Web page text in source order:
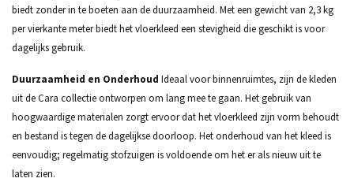
biedt zonder in te boeten aan de duurzaamheid. Met een gewicht van 2,3 kg
per vierkante meter biedt het vloerkleed een stevigheid die geschikt is voor
dagelijks gebruik.
Duurzaamheid en Onderhoud Ideaal voor binnenruimtes, zijn de kleden
uit de Cara collectie ontworpen om lang mee te gaan. Het gebruik van
hoogwaardige materialen zorgt ervoor dat het vloerkleed zijn vorm behoudt
en bestand is tegen de dagelijkse doorloop. Het onderhoud van het kleed is
eenvoudig; regelmatig stofzuigen is voldoende om het er als nieuw uit te
laten zien.